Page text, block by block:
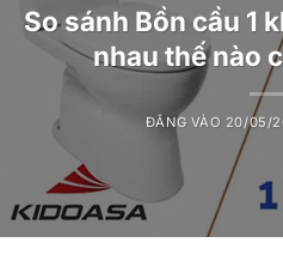
So sánh Bồn cầu 1
nhau thế nào
ĐĂNG VÀO 20/05/